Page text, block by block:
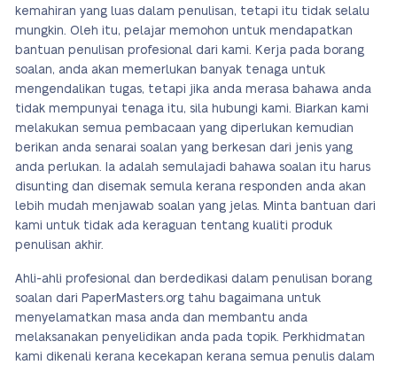
kemahiran yang luas dalam penulisan, tetapi itu tidak selalu
mungkin. Oleh itu, pelajar memohon untuk mendapatkan
bantuan penulisan profesional dari kami. Kerja pada borang
soalan, anda akan memerlukan banyak tenaga untuk
mengendalikan tugas, tetapi jika anda merasa bahawa anda
tidak mempunyai tenaga itu, sila hubungi kami. Biarkan kami
melakukan semua pembacaan yang diperlukan kemudian
berikan anda senarai soalan yang berkesan dari jenis yang
anda perlukan. Ia adalah semulajadi bahawa soalan itu harus
disunting dan disemak semula kerana responden anda akan
lebih mudah menjawab soalan yang jelas. Minta bantuan dari
kami untuk tidak ada keraguan tentang kualiti produk
penulisan akhir.
Ahli-ahli profesional dan berdedikasi dalam penulisan borang
soalan dari PaperMasters.org tahu bagaimana untuk
menyelamatkan masa anda dan membantu anda
melaksanakan penyelidikan anda pada topik. Perkhidmatan
kami dikenali kerana kecekapan kerana semua penulis dalam